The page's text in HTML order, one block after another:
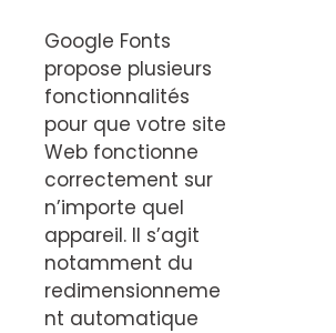
Google Fonts
propose plusieurs
fonctionnalités
pour que votre site
Web fonctionne
correctement sur
n’importe quel
appareil. Il s’agit
notamment du
redimensionneme
nt automatique